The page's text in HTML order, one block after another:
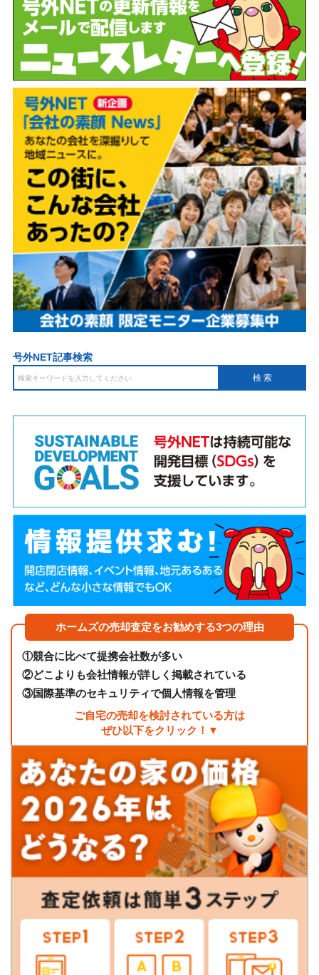
号外NET記事検索
ホームズの売却査定をお勧めする3つの理由
①競合に比べて提携会社数が多い
②どこよりも会社情報が詳しく掲載されている
③国際基準のセキュリティで個人情報を管理
ご自宅の売却を検討されている方は
ぜひ以下をクリック！▼